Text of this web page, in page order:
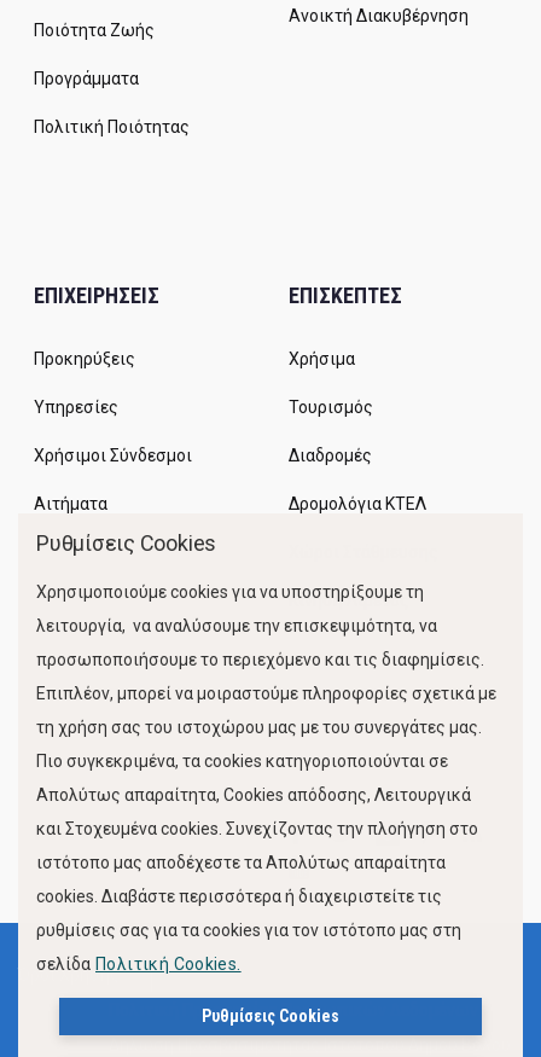
Ποιότητα Ζωής
Προγράμματα
Πολιτική Ποιότητας
Ανοικτή Διακυβέρνηση
ΕΠΙΧΕΙΡΗΣΕΙΣ
Προκηρύξεις
Υπηρεσίες
Χρήσιμοι Σύνδεσμοι
Αιτήματα
ΕΠΙΣΚΕΠΤΕΣ
Χρήσιμα
Τουρισμός
Διαδρομές
Δρομολόγια ΚΤΕΛ
Κίνηση Λιμένος
FOLLOW US
Όροι Χρήσης
Πολιτική Προστασίας Προσωπικών Δεδομένων
Ρυθμίσεις Cookies
Χρησιμοποιούμε cookies για να υποστηρίξουμε τη
λειτουργία, να αναλύσουμε την επισκεψιμότητα, να
προσωποποιήσουμε το περιεχόμενο και τις διαφημίσεις.
Επιπλέον, μπορεί να μοιραστούμε πληροφορίες σχετικά με
τη χρήση σας του ιστοχώρου μας με του συνεργάτες μας.
Πιο συγκεκριμένα, τα cookies κατηγοριοποιούνται σε
Απολύτως απαραίτητα, Cookies απόδοσης, Λειτουργικά
και Στοχευμένα cookies. Συνεχίζοντας την πλοήγηση στο
ιστότοπο μας αποδέχεστε τα Απολύτως απαραίτητα
cookies. Διαβάστε περισσότερα ή διαχειριστείτε τις
ρυθμίσεις σας για τα cookies για τον ιστότοπο μας στη
σελίδα Πολιτική Cookies.
Ρυθμίσεις Cookies